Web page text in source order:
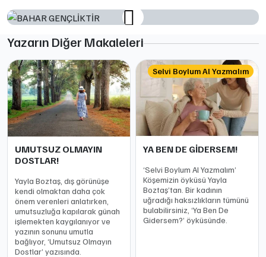
Yazarın Diğer Makaleleri
UMUTSUZ OLMAYIN
DOSTLAR!
Yayla Boztaş, dış görünüşe
kendi olmaktan daha çok
önem verenleri anlatırken,
umutsuzluğa kapılarak günah
işlemekten kaygılanıyor ve
yazının sonunu umutla
bağlıyor, ‘Umutsuz Olmayın
Dostlar’ yazısında.
Selvi Boylum Al Yazmalım
YA BEN DE GİDERSEM!
‘Selvi Boylum Al Yazmalım’
Köşemizin öyküsü Yayla
Boztaş’tan. Bir kadının
uğradığı haksızlıkların tümünü
bulabilirsiniz, ‘Ya Ben De
Gidersem?’ öyküsünde.